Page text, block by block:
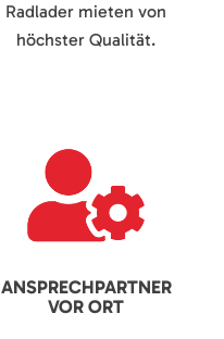
Radlader mieten von
höchster Qualität.
ANSPRECHPARTNER
VOR ORT